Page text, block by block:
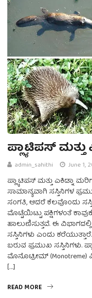
ಪ್ಲ್ಯಾಟಿಪಸ್ ಮತ್ತು
admin_sahithi June 1,
ಪ್ಲ್ಯಾಟಿಪಸ್ ಮತ್ತು ಎಕಿಡ್ನಾ
ಸಾಮಾನ್ಯವಾಗಿ ಸಸ್ತಿನಿಗಳ
ಸಂಗತಿ, ಆದರೆ ಕೆಲವೊಂದು
ಮೊಟ್ಟೆಯಿಟ್ಟು ಪಕ್ಷಿಗಳಂತೆ
ಹಾಲುಣಿಸುತ್ತವೆ. ಈ
ಸಸ್ತಿನಿಗಳು ಎಂದು
ಬರುವ ಪ್ರಮುಖ ಸಸ್ತಿನಿಗಳು.
ಮೊನೊಟ್ರೀಮ್‌ (Monotreme)
[…]
READ MORE